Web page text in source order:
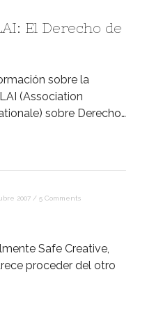
El Derecho de
sobre la
(Association
sobre Derecho…
2007 / 5 Comments
Safe Creative,
proceder del otro